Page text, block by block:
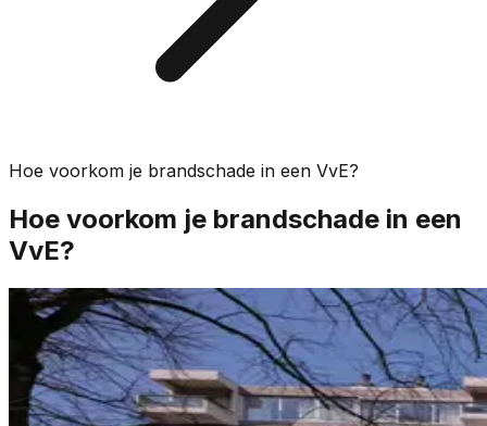
Hoe voorkom je brandschade in een VvE?
Hoe voorkom je brandschade in een
VvE?